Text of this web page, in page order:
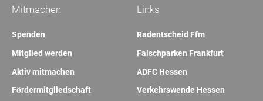
Links
Radentscheid Ffm
Falschparken Frankfurt
ADFC Hessen
Verkehrswende Hessen
Mitmachen
Spenden
Mitglied werden
Aktiv mitmachen
Fördermitgliedschaft